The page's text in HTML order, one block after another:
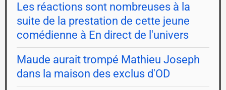
Les réactions sont nombreuses à la
suite de la prestation de cette jeune
comédienne à En direct de l'univers
Maude aurait trompé Mathieu Joseph
dans la maison des exclus d'OD